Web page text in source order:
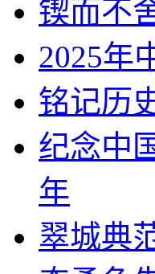
锲而不
2025年
铭记历
纪念中
年
翠城典